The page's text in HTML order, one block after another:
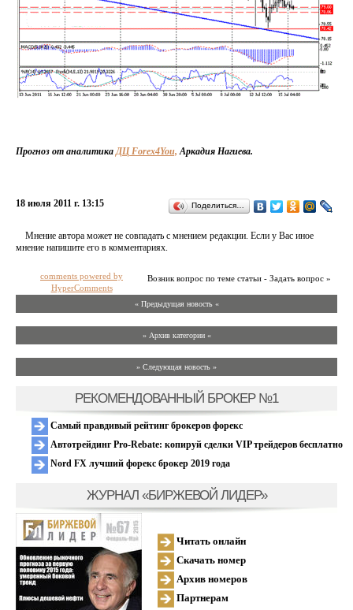
Прогноз от аналитикаДЦ Forex4You, Аркадия Нагиева.
18 июля 2011 г. 13:15 Поделиться…
Мнение автора может не совпадать с мнением редакции. Если у Вас иное
мнение напишите его в комментариях.
Возник вопрос по теме статьи - Задать вопрос »
comments powered by
HyperComments
« Предыдущая новость «
» Архив категории «
» Следующая новость »
РЕКОМЕНДОВАННЫЙ БРОКЕР №1
Самый правдивый рейтинг брокеров форекс
Автотрейдинг Pro-Rebate: копируй сделки VIP трейдеров бесплатно
Nord FX лучший форекс брокер 2019 года
ЖУРНАЛ «БИРЖЕВОЙ ЛИДЕР»
Читать онлайн
Скачать номер
Архив номеров
Партнерам